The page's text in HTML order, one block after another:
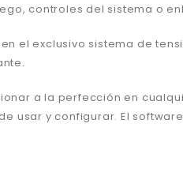
controles del sistema o
el exclusivo sistema de
a la perfección en
y configurar. El